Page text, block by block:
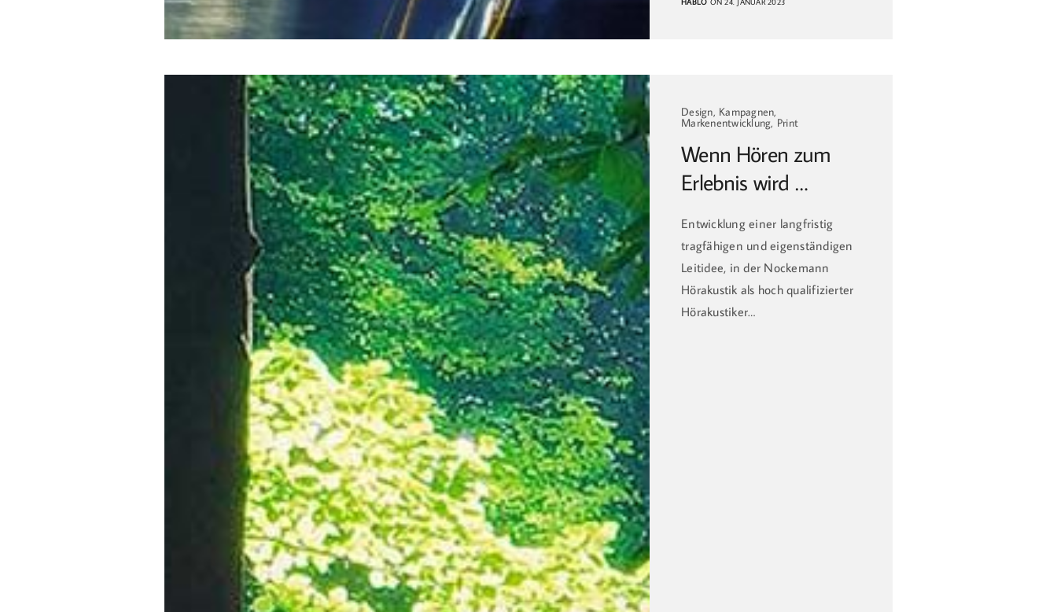
Design, Kampagnen,
Markenentwicklung, Print
Wenn Hören zum
Erlebnis wird …
Entwicklung einer langfristig
tragfähigen und eigenständigen
Leitidee, in der Nockemann
Hörakustik als hoch qualifizierter
Hörakustiker…